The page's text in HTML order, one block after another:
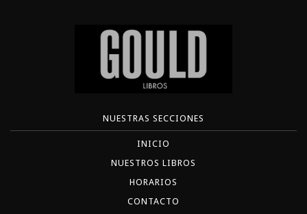
NUESTRAS SECCIONES
INICIO
NUESTROS LIBROS
HORARIOS
CONTACTO